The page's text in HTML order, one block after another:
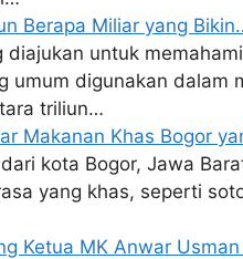
Berapa Miliar yang
diajukan untuk
umum digunakan dalam
triliun…
Makanan Khas Bogor
kota Bogor, Jawa
yang khas, seperti
Ketua MK Anwar